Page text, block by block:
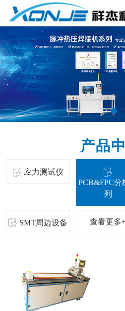
产品
应力测试仪
PCB&FPC分
列
SMT周边设备 查看更多